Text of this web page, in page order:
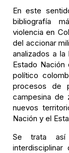
En este
bibliografía
violencia en
del accionar
analizados a
Estado
político
procesos de
campesina de
nuevos
Nación y el
Se trata así